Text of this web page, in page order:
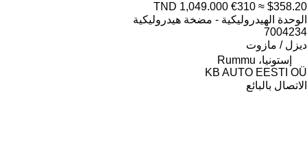
TND 1,049.000 €310 ≈ $358.20
الوحدة الهيدروليكية - مضخة هيدروليكية
7004234
ديزل / مازوت
إستونيا، Rummu
KB AUTO EESTI OÜ
الاتصال بالبائع